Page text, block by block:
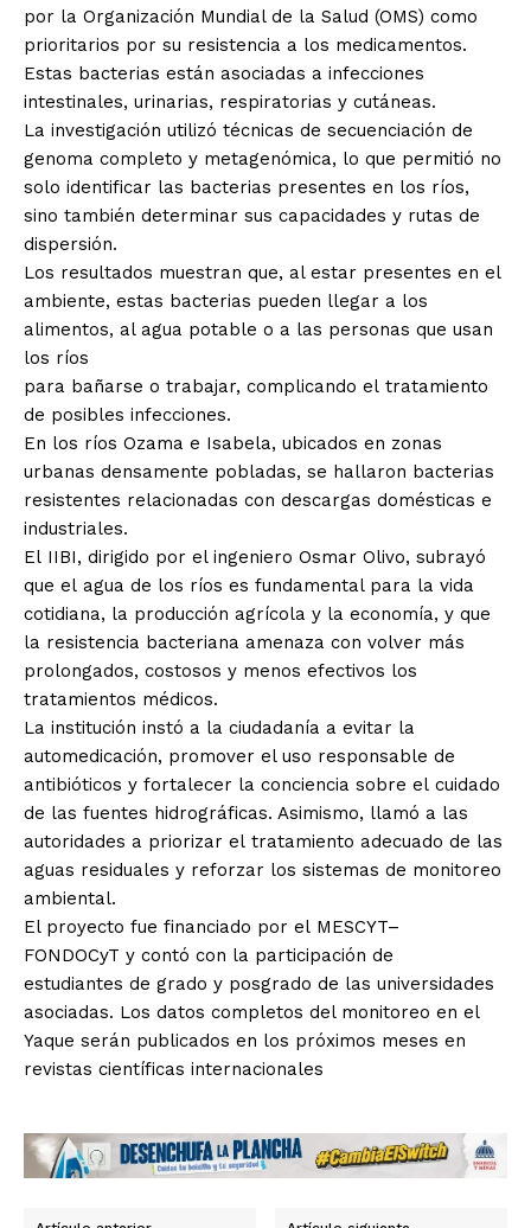
por la Organización Mundial de la Salud (OMS) como
prioritarios por su resistencia a los medicamentos.
Estas bacterias están asociadas a infecciones
intestinales, urinarias, respiratorias y cutáneas.
La investigación utilizó técnicas de secuenciación de
genoma completo y metagenómica, lo que permitió no
solo identificar las bacterias presentes en los ríos,
sino también determinar sus capacidades y rutas de
dispersión.
Los resultados muestran que, al estar presentes en el
ambiente, estas bacterias pueden llegar a los
alimentos, al agua potable o a las personas que usan
los ríos
para bañarse o trabajar, complicando el tratamiento
de posibles infecciones.
En los ríos Ozama e Isabela, ubicados en zonas
urbanas densamente pobladas, se hallaron bacterias
resistentes relacionadas con descargas domésticas e
industriales.
El IIBI, dirigido por el ingeniero Osmar Olivo, subrayó
que el agua de los ríos es fundamental para la vida
cotidiana, la producción agrícola y la economía, y que
la resistencia bacteriana amenaza con volver más
prolongados, costosos y menos efectivos los
tratamientos médicos.
La institución instó a la ciudadanía a evitar la
automedicación, promover el uso responsable de
antibióticos y fortalecer la conciencia sobre el cuidado
de las fuentes hidrográficas. Asimismo, llamó a las
autoridades a priorizar el tratamiento adecuado de las
aguas residuales y reforzar los sistemas de monitoreo
ambiental.
El proyecto fue financiado por el MESCYT–
FONDOCyT y contó con la participación de
estudiantes de grado y posgrado de las universidades
asociadas. Los datos completos del monitoreo en el
Yaque serán publicados en los próximos meses en
revistas científicas internacionales